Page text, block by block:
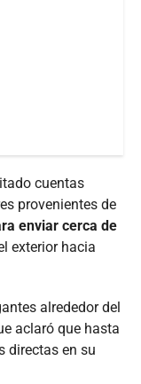
cuentas
provenientes de
enviar cerca de
exterior hacia
alrededor del
aclaró que hasta
directas en su